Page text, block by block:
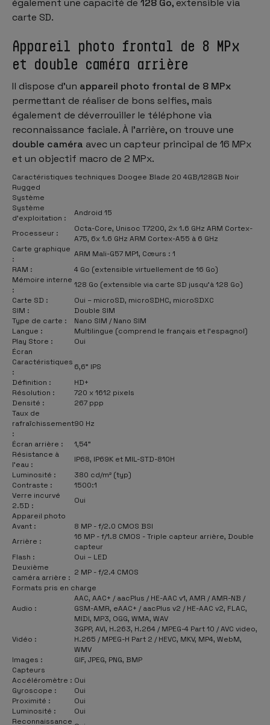
également une capacité de 128 Go, extensible via
carte SD.
Appareil photo frontal de 8 MPx
et double caméra arrière
Il dispose d’un appareil photo frontal de 8 MPx
permettant de réaliser de bons selfies, mais
également de déverrouiller le téléphone via
reconnaissance faciale. À l’arrière, on trouve une
double caméra avec un capteur principal de 16 MPx
et un objectif macro de 2 MPx.
Caractéristiques techniques Doogee Blade 20 4GB/128GB Noir
Rugged
Système
Système
d’exploitation :
Android 15
Processeur :
Octa-Core, Unisoc T7200, 2x 1.6 GHz ARM Cortex-
A75, 6x 1.6 GHz ARM Cortex-A55 à 6 GHz
Carte graphique
:
ARM Mali-G57 MP1, Cœurs : 1
RAM :
4 Go (extensible virtuellement de 16 Go)
Mémoire interne
:
128 Go (extensible via carte SD jusqu’à 128 Go)
Carte SD :
Oui – microSD, microSDHC, microSDXC
SIM :
Double SIM
Type de carte :
Nano SIM / Nano SIM
Langue :
Multilingue (comprend le français et l’espagnol)
Play Store :
Oui
Écran
Caractéristiques
:
6,6" IPS
Définition :
HD+
Résolution :
720 x 1612 pixels
Densité :
267 ppp
Taux de
rafraîchissement
:
90 Hz
Écran arrière :
1,54"
Résistance à
l’eau :
IP68, IP69K et MIL-STD-810H
Luminosité :
380 cd/m² (typ)
Contraste :
1500:1
Verre incurvé
2.5D :
Oui
Appareil photo
Avant :
8 MP - f/2.0 CMOS BSI
Arrière :
16 MP - f/1.8 CMOS - Triple capteur arrière, Double
capteur
Flash :
Oui – LED
Deuxième
caméra arrière :
2 MP - f/2.4 CMOS
Formats pris en charge
Audio :
AAC, AAC+ / aacPlus / HE-AAC v1, AMR / AMR-NB /
GSM-AMR, eAAC+ / aacPlus v2 / HE-AAC v2, FLAC,
MIDI, MP3, OGG, WMA, WAV
Vidéo :
3GPP, AVI, H.263, H.264 / MPEG-4 Part 10 / AVC video,
H.265 / MPEG-H Part 2 / HEVC, MKV, MP4, WebM,
WMV
Images :
GIF, JPEG, PNG, BMP
Capteurs
Accéléromètre : Oui
Gyroscope :
Oui
Proximité :
Oui
Luminosité :
Oui
Reconnaissance